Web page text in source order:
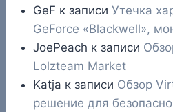
GeF к записи Утечка
GeForce «Blackwell»,
JoePeach к записи
Lolzteam Market
Katja к записи Обзор
решение для